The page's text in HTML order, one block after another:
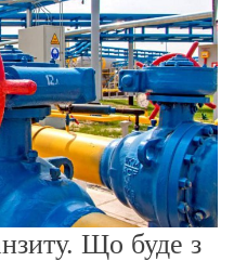
р
е
ж
и
м
у
Що буде з